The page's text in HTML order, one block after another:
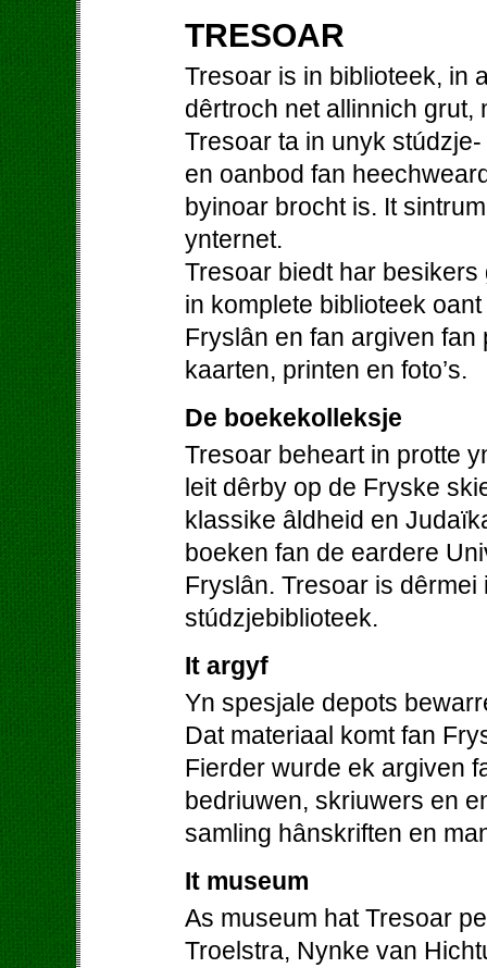
TRESOAR
Tresoar is in biblioteek, in
dêrtroch net allinnich grut,
Tresoar ta in unyk
en oanbod fan
byinoar brocht is. It
ynternet.
Tresoar biedt har
in komplete biblioteek
Fryslân en fan argiven
kaarten, printen en foto’s.
De boekekolleksje
Tresoar beheart in protte
leit dêrby op de Fryske
klassike âldheid en
boeken fan de eardere
Fryslân. Tresoar is
stúdzjebiblioteek.
It argyf
Yn spesjale depots
Dat materiaal komt fan
Fierder wurde ek argiven
bedriuwen, skriuwers en
samling hânskriften en
It museum
As museum hat Tresoar
Troelstra, Nynke van